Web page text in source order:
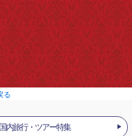
る
内旅行・ツアー特集